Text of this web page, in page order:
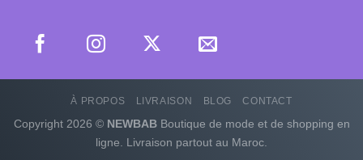
À PROPOS LIVRAISON BLOG CONTACT
Copyright 2026 © NEWBABBoutique de mode et de shopping en
ligne. Livraison partout au Maroc.